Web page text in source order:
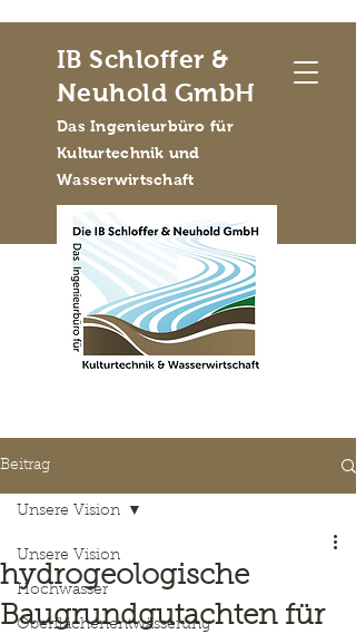
IB Schloffer &
Neuhold GmbH
Das Ingenieurbüro für
Kulturtechnik und
Wasserwirtschaft
Beitrag
Unsere Vision
Hochwasser
Oberflächenentwässerung
Unsere Vision
hydrogeologische
Baugrundgutachten für